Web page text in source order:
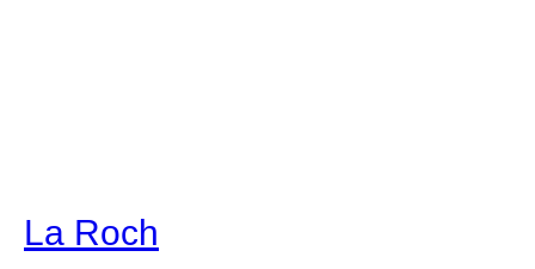
La Roch